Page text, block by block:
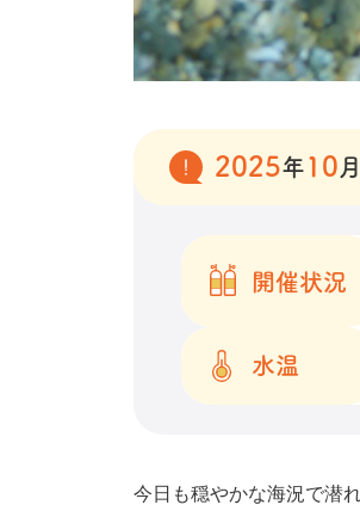
2025年 10 月
開催状況
水温
今日も穏やかな海況で潜